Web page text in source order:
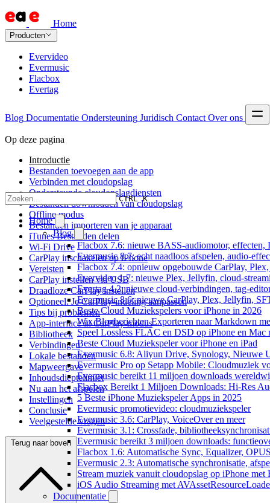
Home
Producten
Evervideo
Evermusic
Flacbox
Evertag
Blog Documentatie Ondersteuning Juridisch Contact Over ons
CTRL K
Home
Blog
Flacbox 7.6: nieuwe BASS-audiomotor, effecten,
Evermusic 8.7: echt naadloos afspelen, audio-
Flacbox 7.4: opnieuw opgebouwde CarPlay,
Evervideo 1.7: nieuwe Plex, Jellyfin, cloud-
Evertag 4.2: nieuwe cloud-verbindingen, tag-
Evermusic 8.6: nieuwe CarPlay, Plex, Jellyfin,
Beste Cloud Muziekspelers voor iPhone in 2026
Wix Blogberichten Exporteren naar Markdown
Speel Lossless FLAC en DSD op iPhone en Mac
Beste Cloud Muziekspeler voor iPhone en iPad
Evermusic 6.8: Aliyun Drive, Synology, Nieuwe
Evermusic Pro op Setapp Mobile: Cloudmuziek
Evermusic bereikt 11 miljoen downloads
Flacbox Bereikt 1 Miljoen Downloads: Hi-Res
5 Beste iPhone Muziekspeler Apps in 2025
Evermusic promotievideo: cloudmuziekspeler
Evermusic 3.6: CarPlay, VoiceOver en meer
Evermusic 3.1: Crossfade,
Evermusic bereikt 3 miljoen downloads:
Flacbox 1.6: Automatische Sync, Equalizer,
Evermusic 2.3: Automatische synchronisatie,
Stream muziek vanuit cloudopslag op iPhone met
iOS Audio Streaming met
Documentatie
Op deze pagina
Introductie
Bestanden toevoegen aan de app
Verbinden met cloudopslag
Ondersteunde cloudopslagdiensten
Bestanden downloaden van cloudopslag
Offline modus
Bestanden importeren van je apparaat
iTunes Bestanden delen
Wi-Fi Drive
CarPlay inschakelen op iPhone
Vereisten
CarPlay instellen via USB
Draadloze CarPlay instellen
Optioneel: Je CarPlay-indeling aanpassen
Tips bij problemen
App-interface in CarPlay-modus
Bibliotheek
Verbindingen
Lokale bestanden
Mapweergave
Inhoudsdieptelimiet
Nu aan het afspelen
Instellingen
Conclusie
Veelgestelde vragen
Terug naar boven